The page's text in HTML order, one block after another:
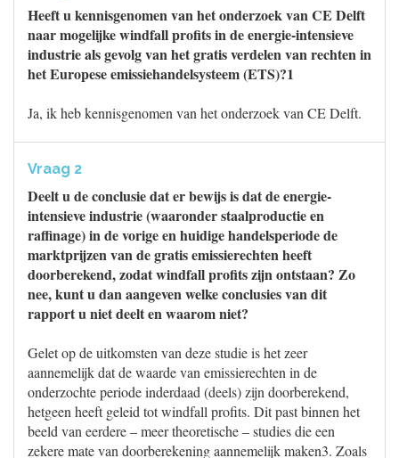
Heeft u kennisgenomen van het onderzoek van CE Delft
naar mogelijke windfall profits in de energie-intensieve
industrie als gevolg van het gratis verdelen van rechten in
het Europese emissiehandelsysteem (ETS)?1
Ja, ik heb kennisgenomen van het onderzoek van CE Delft.
Vraag 2
Deelt u de conclusie dat er bewijs is dat de energie-
intensieve industrie (waaronder staalproductie en
raffinage) in de vorige en huidige handelsperiode de
marktprijzen van de gratis emissierechten heeft
doorberekend, zodat windfall profits zijn ontstaan? Zo
nee, kunt u dan aangeven welke conclusies van dit
rapport u niet deelt en waarom niet?
Gelet op de uitkomsten van deze studie is het zeer
aannemelijk dat de waarde van emissierechten in de
onderzochte periode inderdaad (deels) zijn doorberekend,
hetgeen heeft geleid tot windfall profits. Dit past binnen het
beeld van eerdere – meer theoretische – studies die een
zekere mate van doorberekening aannemelijk maken3. Zoals